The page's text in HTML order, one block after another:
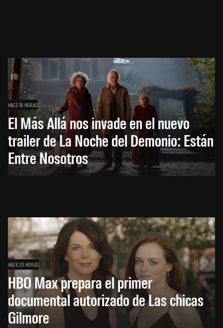
HACE 19 HORAS
El Más Allá nos invade en el nuevo
trailer de La Noche del Demonio: Están
Entre Nosotros
HACE 20 HORAS
HBO Max prepara el primer
documental autorizado de Las chicas
Gilmore